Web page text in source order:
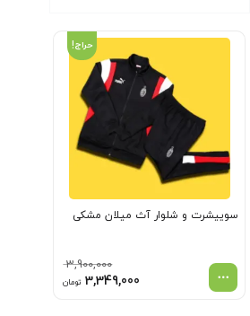
حراج!
سوییشرت و شلوار آث میلان مشکی
3,900,000
قیمت
3,349,000 تومانقیمت